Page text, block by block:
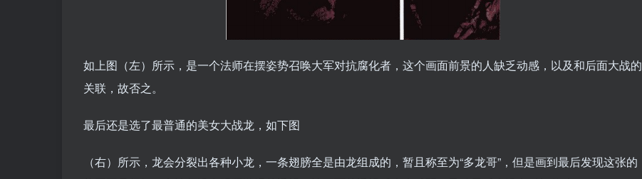
如上图（左）所示，是一个法师在摆姿势召唤大军对抗腐化者，这个画面前景的人缺乏动感，以及和后面大战的
关联，故否之。
最后还是选了最普通的美女大战龙，如下图
（右）所示，龙会分裂出各种小龙，一条翅膀全是由龙组成的，暂且称至为“多龙哥”，但是画到最后发现这张的